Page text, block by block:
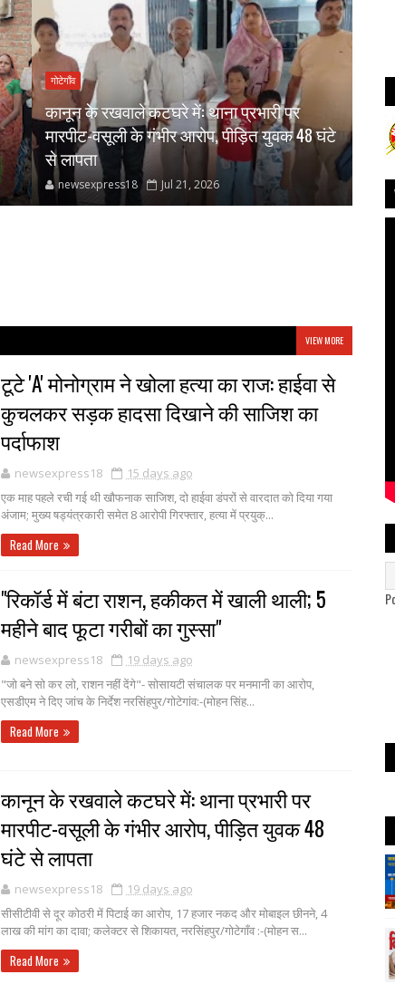
गोटेगाँव
कानून के रखवाले कटघरे में: थाना प्रभारी पर
मारपीट-वसूली के गंभीर आरोप, पीड़ित युवक 48 घंटे
से लापता
newsexpress18 Jul 21, 2026
गोटेगाँव
VIEW MORE
टूटे 'A' मोनोग्राम ने खोला हत्या का राज: हाईवा से
कुचलकर सड़क हादसा दिखाने की साजिश का
पर्दाफाश
newsexpress18
15 days ago
एक माह पहले रची गई थी खौफनाक साजिश, दो हाईवा डंपरों से वारदात को दिया गया
अंजाम; मुख्य षड्यंत्रकारी समेत 8 आरोपी गिरफ्तार, हत्या में प्रयुक्...
Read More
"रिकॉर्ड में बंटा राशन, हकीकत में खाली थाली; 5
महीने बाद फूटा गरीबों का गुस्सा"
newsexpress18
19 days ago
"जो बने सो कर लो, राशन नहीं देंगे"- सोसायटी संचालक पर मनमानी का आरोप,
एसडीएम ने दिए जांच के निर्देश नरसिंहपुर/गोटेगांव:-(मोहन सिंह...
Read More
कानून के रखवाले कटघरे में: थाना प्रभारी पर
मारपीट-वसूली के गंभीर आरोप, पीड़ित युवक 48
घंटे से लापता
newsexpress18
19 days ago
सीसीटीवी से दूर कोठरी में पिटाई का आरोप, 17 हजार नकद और मोबाइल छीनने, 4
लाख की मांग का दावा; कलेक्टर से शिकायत, नरसिंहपुर/गोटेगाँव :-(मोहन स...
Read More